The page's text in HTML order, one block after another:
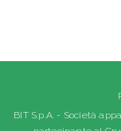
BIT S.p.A. - Società